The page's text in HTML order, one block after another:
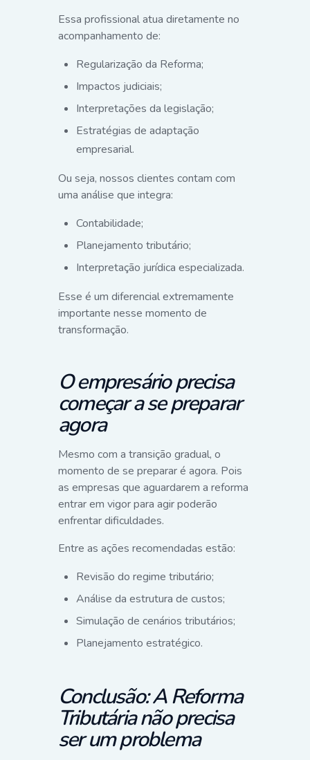
Essa profissional atua diretamente no
acompanhamento de:
Regularização da Reforma;
Impactos judiciais;
Interpretações da legislação;
Estratégias de adaptação
empresarial.
Ou seja, nossos clientes contam com
uma análise que integra:
Contabilidade;
Planejamento tributário;
Interpretação jurídica especializada.
Esse é um diferencial extremamente
importante nesse momento de
transformação.
O empresário precisa
começar a se preparar
agora
Mesmo com a transição gradual, o
momento de se preparar é agora. Pois
as empresas que aguardarem a reforma
entrar em vigor para agir poderão
enfrentar dificuldades.
Entre as ações recomendadas estão:
Revisão do regime tributário;
Análise da estrutura de custos;
Simulação de cenários tributários;
Planejamento estratégico.
Conclusão: A Reforma
Tributária não precisa
ser um problema